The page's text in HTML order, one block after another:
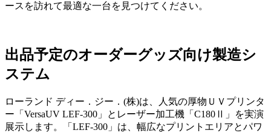
ースを訪れて最適な一台を見つけてください。
出品予定のオーダーグッズ向け製造シ
ステム
ローランド ディー．ジー．(株)は、人気の厚物ＵＶプリンタ
ー「VersaUV LEF-300」とレーザー加工機「C180Ⅱ」を実演
展示します。「LEF-300」は、幅広なプリントエリアとパワ